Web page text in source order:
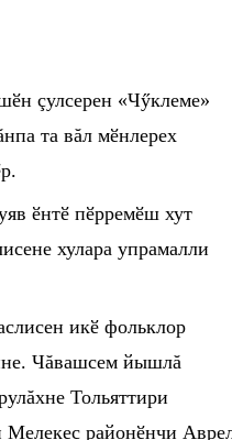
ӗн çулсерен «Чӳклеме»
та вăл мӗнлерех
р.
ӗнтӗ пӗрремӗш хут
хулара упрамалли
икӗ фольклор
Чăвашсем йышлă
Тольяттири
Мелекес районӗнчи